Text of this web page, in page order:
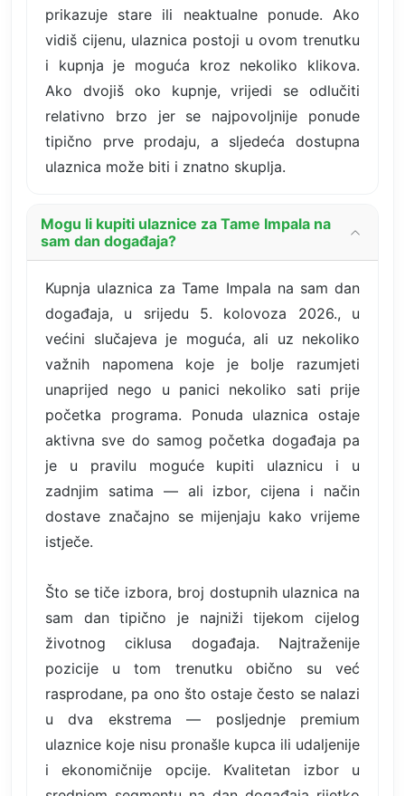
prikazuje stare ili neaktualne ponude. Ako
vidiš cijenu, ulaznica postoji u ovom trenutku
i kupnja je moguća kroz nekoliko klikova.
Ako dvojiš oko kupnje, vrijedi se odlučiti
relativno brzo jer se najpovoljnije ponude
tipično prve prodaju, a sljedeća dostupna
ulaznica može biti i znatno skuplja.
Mogu li kupiti ulaznice za Tame Impala na
sam dan događaja?
Kupnja ulaznica za Tame Impala na sam dan
događaja, u srijedu 5. kolovoza 2026., u
većini slučajeva je moguća, ali uz nekoliko
važnih napomena koje je bolje razumjeti
unaprijed nego u panici nekoliko sati prije
početka programa. Ponuda ulaznica ostaje
aktivna sve do samog početka događaja pa
je u pravilu moguće kupiti ulaznicu i u
zadnjim satima — ali izbor, cijena i način
dostave značajno se mijenjaju kako vrijeme
istječe.
Što se tiče izbora, broj dostupnih ulaznica na
sam dan tipično je najniži tijekom cijelog
životnog ciklusa događaja. Najtraženije
pozicije u tom trenutku obično su već
rasprodane, pa ono što ostaje često se nalazi
u dva ekstrema — posljednje premium
ulaznice koje nisu pronašle kupca ili udaljenije
i ekonomičnije opcije. Kvalitetan izbor u